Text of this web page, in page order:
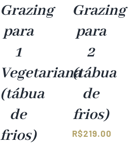
Grazing
para
1
Vegetariana
(tábua
de
frios)
Grazing
para
2
(tábua
de
frios)
R$219.00